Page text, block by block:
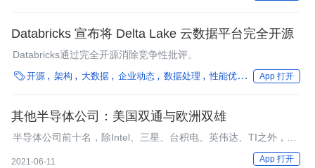
Databricks 宣布将 Delta Lake 云数据平台完全开源
Databricks通过完全开源消除竞争性批评。
开源 架构 大数据 企业动态 数据处理 性能优化 数据湖仓
App 打开
其他半导体公司：美国双通与欧洲双雄
半导体公司前十名，除Intel、三星、台积电、英伟达、TI之外，还
2021-06-11 App 打开